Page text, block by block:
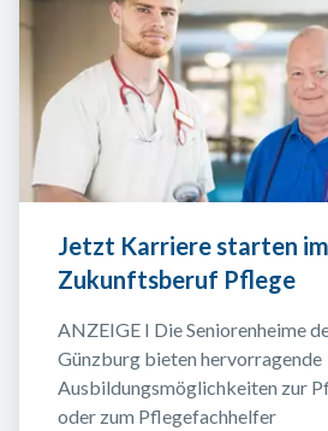
Jetzt Karriere starten im
Zukunftsberuf Pflege
ANZEIGE I Die Seniorenheime
Günzburg bieten hervorragende
Ausbildungsmöglichkeiten zur
oder zum Pflegefachhelfer